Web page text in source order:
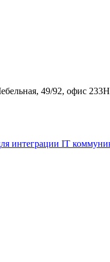
49/92, офис 233Н